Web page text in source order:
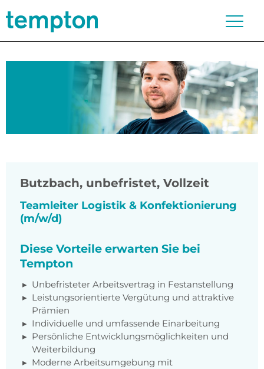
Butzbach, unbefristet, Vollzeit
Teamleiter Logistik & Konfektionierung
(m/w/d)
Diese Vorteile erwarten Sie bei
Tempton
Unbefristeter Arbeitsvertrag in Festanstellung
Leistungsorientierte Vergütung und attraktive
Prämien
Individuelle und umfassende Einarbeitung
Persönliche Entwicklungsmöglichkeiten und
Weiterbildung
Moderne Arbeitsumgebung mit